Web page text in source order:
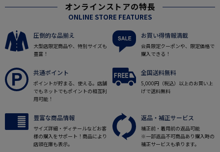
オンラインストアの特長
ONLINE STORE FEATURES
圧倒的な品揃え
大型店限定商品や、特別サイズも
豊富！
お買い得情報満載
会員限定クーポンや、限定価格で
購入できる！
共通ポイント
ポイントが貯まる、使える。店舗
でもネットでもポイントの相互利
用可能！
全国送料無料
5,000円（税込）以上のお買い上
げで送料無料
豊富な商品情報
サイズ詳細・ディテールなどお客
様の購入をサポート！商品により
店頭在庫も表示。
返品・補正サービス
補正前・着用前の返品可能
※一部返品不可商品あり購入時の
補正サービスも承ります。